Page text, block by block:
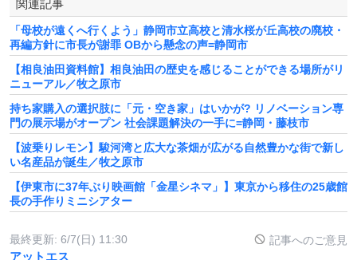
関連記事
「母校が遠くへ行くよう」静岡市立高校と清水桜が丘高校の廃校・
再編方針に市長が謝罪 OBから懸念の声=静岡市
【相良油田資料館】相良油田の歴史を感じることができる場所がリ
ニューアル／牧之原市
持ち家購入の選択肢に「元・空き家」はいかが? リノベーション専
門の展示場がオープン 社会課題解決の一手に=静岡・藤枝市
【波乗りレモン】駿河湾と広大な茶畑が広がる自然豊かな街で新し
い名産品が誕生／牧之原市
【伊東市に37年ぶり映画館「金星シネマ」】東京から移住の25歳館
長の手作りミニシアター
最終更新: 6/7(日) 11:30 記事へのご意見
アットエス